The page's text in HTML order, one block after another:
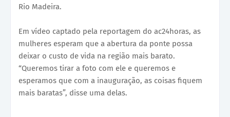
Rio Madeira.
Em vídeo captado pela reportagem do ac24horas, as
mulheres esperam que a abertura da ponte possa
deixar o custo de vida na região mais barato.
“Queremos tirar a foto com ele e queremos e
esperamos que com a inauguração, as coisas fiquem
mais baratas”, disse uma delas.